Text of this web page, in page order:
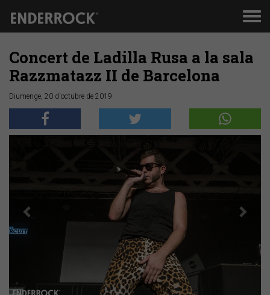
Concert de Ladilla Rusa a la sala
Razzmatazz II de Barcelona
Diumenge, 20 d'octubre de 2019
Anterior